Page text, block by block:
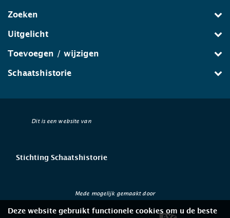
Zoeken
Uitgelicht
Toevoegen / wijzigen
Schaatshistorie
Dit is een website van
Stichting Schaatshistorie
Mede mogelijk gemaakt door
Deze website gebruikt functionele cookies om u de beste